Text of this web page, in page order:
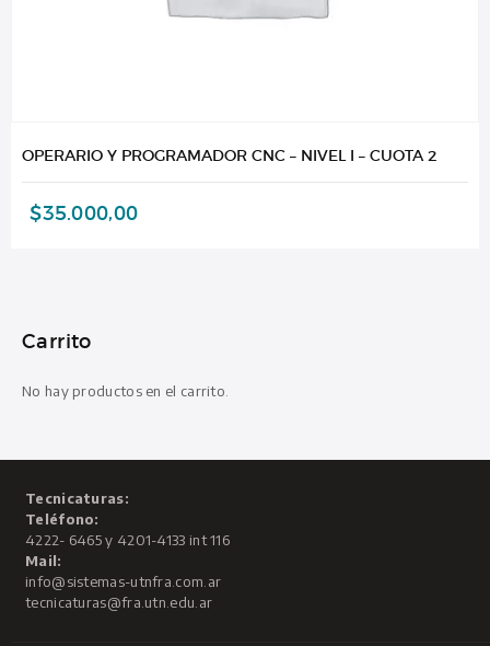
OPERARIO Y PROGRAMADOR CNC – NIVEL I – CUOTA 2
$35.000,00
Carrito
No hay productos en el carrito.
Tecnicaturas:
Teléfono:
4222- 6465 y 4201-4133 int 116
Mail:
info@sistemas-utnfra.com.ar
tecnicaturas@fra.utn.edu.ar